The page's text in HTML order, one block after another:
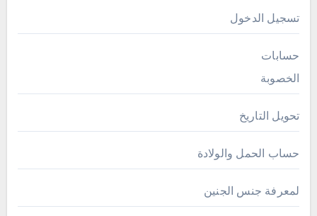
تسجيل الدخول
حسابات
الخصوبة
تحويل التاريخ
حساب الحمل والولادة
لمعرفة جنس الجنين